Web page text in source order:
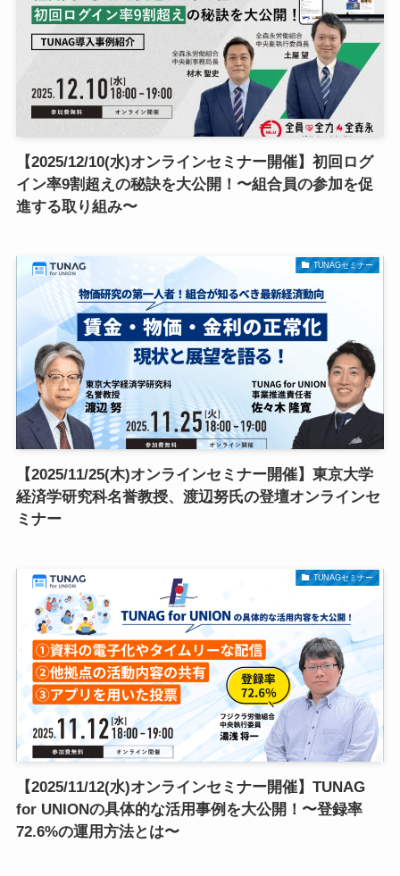
【2025/12/10(水)オンラインセミナー開催】初回ログ
イン率9割超えの秘訣を大公開！〜組合員の参加を促
進する取り組み〜
TUNAGセミナー
【2025/11/25(木)オンラインセミナー開催】東京大学
経済学研究科名誉教授、渡辺努氏の登壇オンラインセ
ミナー
TUNAGセミナー
【2025/11/12(水)オンラインセミナー開催】TUNAG
for UNIONの具体的な活用事例を大公開！〜登録率
72.6%の運用方法とは〜